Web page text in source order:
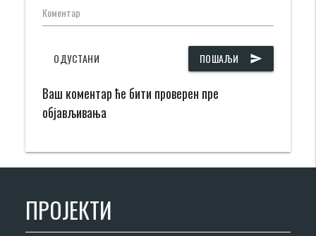
Коментар
ПОШАЉИ send
ОДУСТАНИ
Ваш коментар ће бити проверен пре
објављивања
ПРОЈЕКТИ